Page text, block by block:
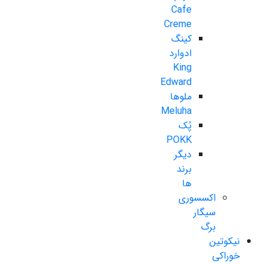
Cafe
Creme
کینگ
ادوارد
King
Edward
ملوها
Meluha
پُک
POKK
دیگر
برند
ها
اکسسوری
سیگار
برگ
نیکوتین
خوراکی